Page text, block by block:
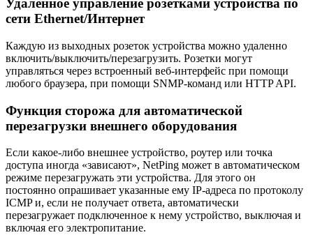
Удаленное управление розетками устройства по
сети Ethernet/Интернет
Каждую из выходных розеток устройства можно удаленно
включить/выключить/перезагрузить. Розетки могут
управляться через встроенный веб-интерфейс при помощи
любого браузера, при помощи SNMP-команд или HTTP API.
Функция сторожа для автоматической
перезагрузки внешнего оборудования
Если какое-либо внешнее устройство, роутер или точка
доступа иногда «зависают», NetPing может в автоматическом
режиме перезагружать эти устройства. Для этого он
постоянно опрашивает указанные ему IP-адреса по протоколу
ICMP и, если не получает ответа, автоматически
перезагружает подключенное к нему устройство, выключая и
включая его электропитание.